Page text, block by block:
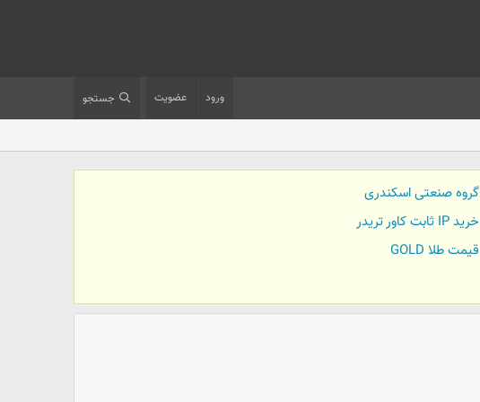
ورود عضویت جستجو
گروه صنعتی اسکندری
خرید IP ثابت کاور تریدر
قیمت طلا GOLD